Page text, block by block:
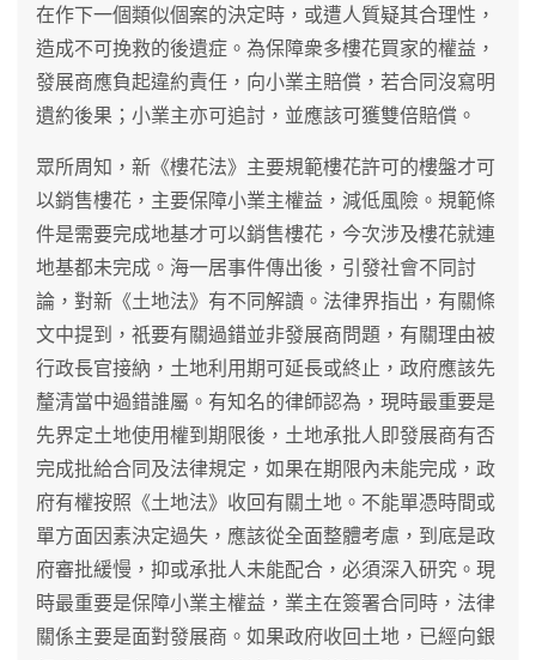
在作下一個類似個案的決定時，或遭人質疑其合理性，
造成不可挽救的後遺症。為保障衆多樓花買家的權益，
發展商應負起違約責任，向小業主賠償，若合同沒寫明
遺約後果；小業主亦可追討，並應該可獲雙倍賠償。
眾所周知，新《樓花法》主要規範樓花許可的樓盤才可
以銷售樓花，主要保障小業主權益，減低風險。規範條
件是需要完成地基才可以銷售樓花，今次涉及樓花就連
地基都未完成。海一居事件傳出後，引發社會不同討
論，對新《土地法》有不同解讀。法律界指出，有關條
文中提到，祇要有關過錯並非發展商問題，有關理由被
行政長官接納，土地利用期可延長或終止，政府應該先
釐清當中過錯誰屬。有知名的律師認為，現時最重要是
先界定土地使用權到期限後，土地承批人即發展商有否
完成批給合同及法律規定，如果在期限內未能完成，政
府有權按照《土地法》收回有關土地。不能單憑時間或
單方面因素決定過失，應該從全面整體考慮，到底是政
府審批緩慢，抑或承批人未能配合，必須深入研究。現
時最重要是保障小業主權益，業主在簽署合同時，法律
關係主要是面對發展商。如果政府收回土地，已經向銀